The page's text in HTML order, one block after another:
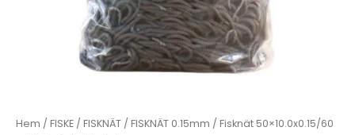
Hem / FISKE / FISKNÄT / FISKNÄT 0.15mm / Fisknät 50×10.0x0.15/60